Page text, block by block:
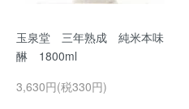
玉泉堂 三年熟成 純米本味
醂 1800ml
3,630円(税330円)